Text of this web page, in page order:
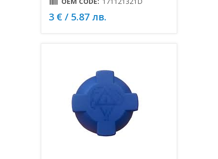
3 € / 5.87 лв.